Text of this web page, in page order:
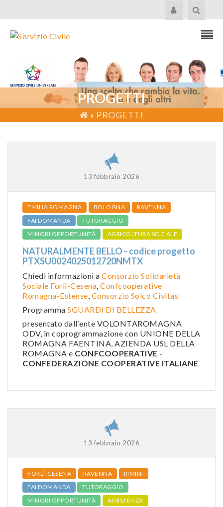
PROGETTI
» PROGETTI
13 febbraio 2026
EMILIA ROMAGNA BOLOGNA
RAVENNA
FAI DOMANDA
TUTORAGGIO
MINORI OPPORTUNITÀ
AGRICOLTURA SOCIALE
NATURALMENTE BELLO - codice progetto
PTXSU0024025012720NMTX
Chiedi informazioni a Consorzio Solidarietà
Sociale Forlì-Cesena, Confcooperative
Romagna-Estense, Consorzio Solco Civitas
Programma SGUARDI DI BELLEZZA
presentato dall'ente VOLONTAROMAGNA
ODV, in coprogrammazione con UNIONE DELLA
ROMAGNA FAENTINA, AZIENDA USL DELLA
ROMAGNA e CONFCOOPERATIVE -
CONFEDERAZIONE COOPERATIVE ITALIANE
13 febbraio 2026
FORLÌ-CESENA RAVENNA
RIMINI
FAI DOMANDA
TUTORAGGIO
MINORI OPPORTUNITÀ
ASSISTENZA